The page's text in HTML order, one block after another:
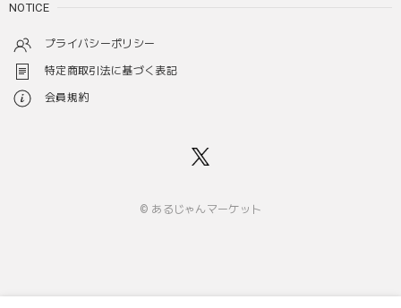
NOTICE
プライバシーポリシー
特定商取引法に基づく表記
会員規約
© あるじゃんマーケット